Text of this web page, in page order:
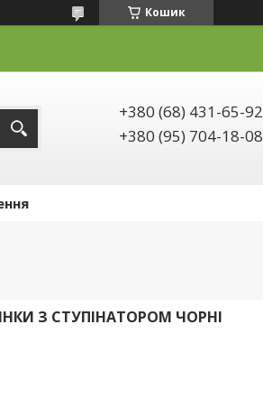
Кошик
+380 (68) 431-65-92
+380 (95) 704-18-08
З СТУПІНАТОРОМ ЧОРНІ